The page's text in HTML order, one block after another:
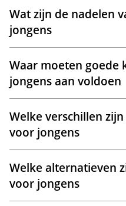
Wat zijn de nadelen
jongens
Waar moeten goede
jongens aan voldoen
Welke verschillen
voor jongens
Welke alternatieven
voor jongens